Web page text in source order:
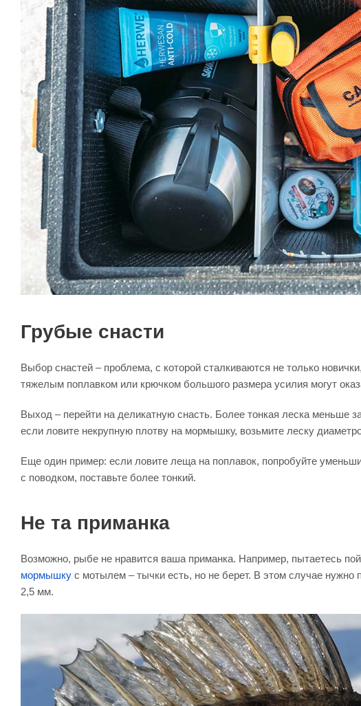
Грубые снасти
Выбор снастей – проблема, с которой сталкиваются не только
тяжелым поплавком или крючком большого размера усилия могут
Выход – перейти на деликатную снасть. Более тонкая леска меньше
если ловите некрупную плотву на мормышку, возьмите леску
Еще один пример: если ловите леща на поплавок, попробуйте
с поводком, поставьте более тонкий.
Не та приманка
Возможно, рыбе не нравится ваша приманка. Например, пытаетесь
мормышку с мотылем – тычки есть, но не берет. В этом случае
2,5 мм.